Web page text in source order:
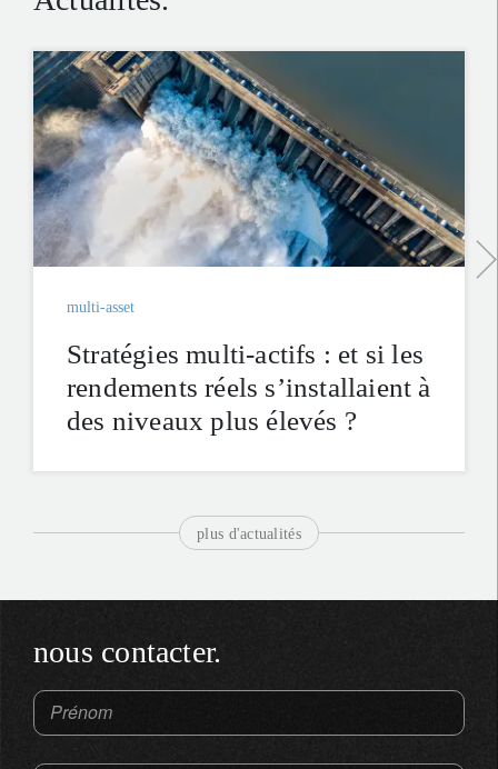
multi-asset
Stratégies multi-actifs : et si les
rendements réels s’installaient à
des niveaux plus élevés ?
plus d'actualités
nous contacter.
Prénom